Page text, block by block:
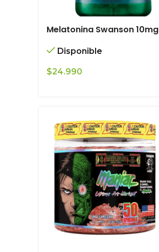
Melatonina Swanson 10mg
Disponible
$24.990